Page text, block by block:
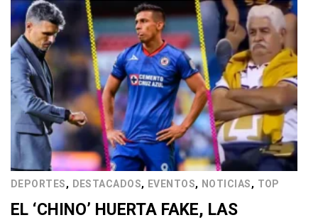
DEPORTES, DESTACADOS, EVENTOS, NOTICIAS, TOP
EL ‘CHINO’ HUERTA FAKE, LAS